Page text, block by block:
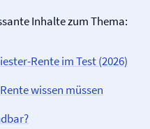
Inhalte zum Thema:
Rente im Test (2026)
wissen müssen